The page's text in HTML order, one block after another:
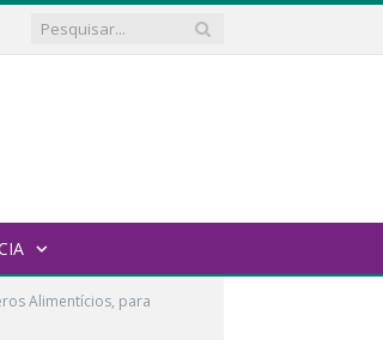
Alimentícios, para